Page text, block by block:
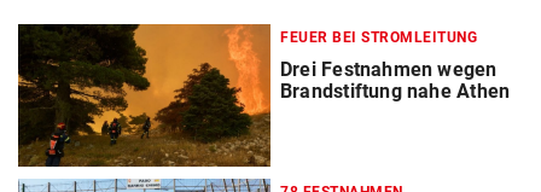
FEUER BEI STROMLEITUNG
Drei Festnahmen wegen
Brandstiftung nahe Athen